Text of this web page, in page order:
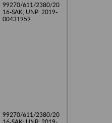
99270/611/2380/20
16-SAK; UNP: 2019-
00431959
99270/611/2380/20